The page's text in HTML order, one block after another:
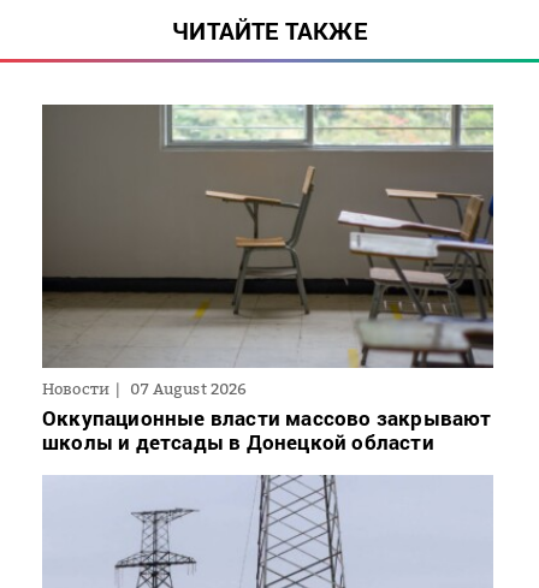
ЧИТАЙТЕ ТАКЖЕ
Новости 07 August 2026
Оккупационные власти массово закрывают
школы и детсады в Донецкой области